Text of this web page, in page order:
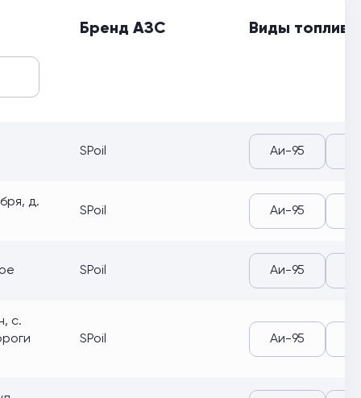
Бренд АЗС Виды топлива
SPoil Аи-95
д.
SPoil Аи-95
SPoil Аи-95
с.
SPoil Аи-95